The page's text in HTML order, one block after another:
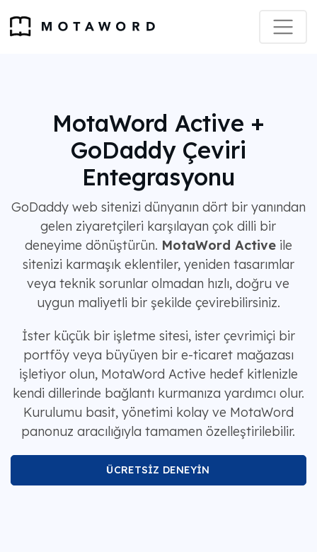
MotaWord Active +
GoDaddy Çeviri
Entegrasyonu
GoDaddy web sitenizi dünyanın dört bir yanından
gelen ziyaretçileri karşılayan çok dilli bir
deneyime dönüştürün. MotaWord Activeile
sitenizi karmaşık eklentiler, yeniden tasarımlar
veya teknik sorunlar olmadan hızlı, doğru ve
uygun maliyetli bir şekilde çevirebilirsiniz.
İster küçük bir işletme sitesi, ister çevrimiçi bir
portföy veya büyüyen bir e-ticaret mağazası
işletiyor olun, MotaWord Active hedef kitlenizle
kendi dillerinde bağlantı kurmanıza yardımcı olur.
Kurulumu basit, yönetimi kolay ve MotaWord
panonuz aracılığıyla tamamen özelleştirilebilir.
ÜCRETSİZ DENEYİN